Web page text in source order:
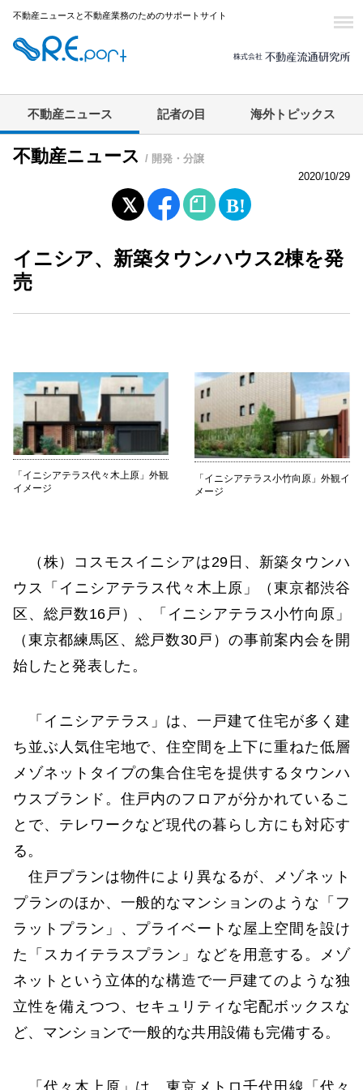
不動産ニュースと不動産業務のためのサポートサイト
不動産ニュース 記者の目 海外トピックス
不動産ニュース / 開発・分譲
2020/10/29
イニシア、新築タウンハウス2棟を発
売
「イニシアテラス代々木上原」外観
イメージ
「イニシアテラス小竹向原」外観イ
メージ
（株）コスモスイニシアは29日、新築タウンハ
ウス「イニシアテラス代々木上原」（東京都渋谷
区、総戸数16戸）、「イニシアテラス小竹向原」
（東京都練馬区、総戸数30戸）の事前案内会を開
始したと発表した。
「イニシアテラス」は、一戸建て住宅が多く建
ち並ぶ人気住宅地で、住空間を上下に重ねた低層
メゾネットタイプの集合住宅を提供するタウンハ
ウスブランド。住戸内のフロアが分かれているこ
とで、テレワークなど現代の暮らし方にも対応す
る。
住戸プランは物件により異なるが、メゾネット
プランのほか、一般的なマンションのような「フ
ラットプラン」、プライベートな屋上空間を設け
た「スカイテラスプラン」などを用意する。メゾ
ネットという立体的な構造で一戸建てのような独
立性を備えつつ、セキュリティな宅配ボックスな
ど、マンションで一般的な共用設備も完備する。
「代々木上原」は、東京メトロ千代田線「代々